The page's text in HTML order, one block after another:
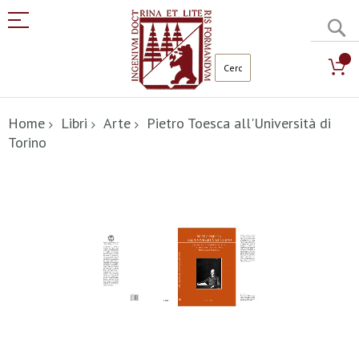
al
contenuto
Home Libri Arte
Pietro Toesca all'Università di
Torino